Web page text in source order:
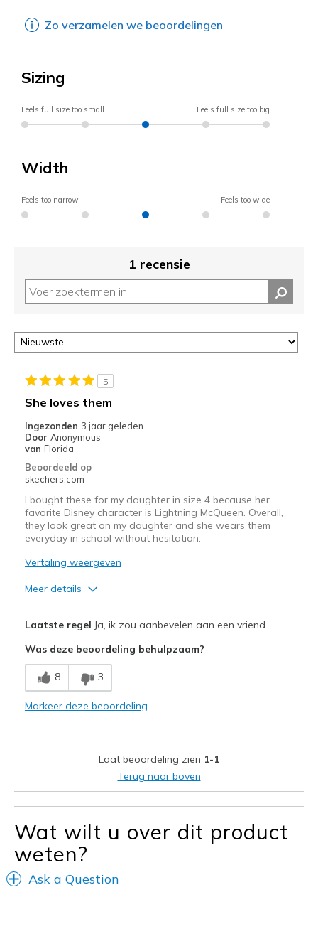
Zo verzamelen we beoordelingen
Sizing
Feels full size too small Feels full size too big
Width
Feels too narrow Feels too wide
1 recensie
5
She loves them
Ingezonden 3 jaar geleden
Door Anonymous
van Florida
Beoordeeld op
skechers.com
I bought these for my daughter in size 4 because her
favorite Disney character is Lightning McQueen. Overall,
they look great on my daughter and she wears them
everyday in school without hesitation.
Vertaling weergeven
Meer details
They look great on my daughter
Width
Sizing
Feels true to size
Laatste regel Ja, ik zou aanbevelen aan een vriend
Was deze beoordeling behulpzaam?
8 3
Markeer deze beoordeling
Laat beoordeling zien 1-1
Terug naar boven
Wat wilt u over dit product
weten?
Ask a Question